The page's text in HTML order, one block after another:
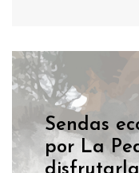
Sendas
por La